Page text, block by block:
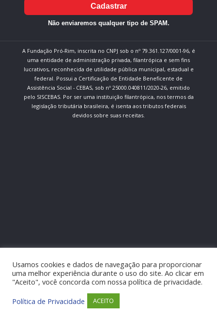
Cadastrar
Não enviaremos qualquer tipo de SPAM.
A Fundação Pró-Rim, inscrita no CNPJ sob o nº 79.361.127/0001-96, é
uma entidade de administração privada, filantrópica e sem fins
lucrativos, reconhecida de utilidade pública municipal, estadual e
federal. Possui a Certificação de Entidade Beneficente de
Assistência Social - CEBAS, sob nº 25000.040811/2020-26, emitido
pelo SISCEBAS. Por ser uma instituição filantrópica, nos termos da
legislação tributária brasileira, é isenta aos tributos federais
devidos sobre suas receitas.
Usamos cookies e dados de navegação para proporcionar
uma melhor experiência durante o uso do site. Ao clicar em
"Aceito", você concorda com nossa política de privacidade.
Política de Privacidade
ACEITO